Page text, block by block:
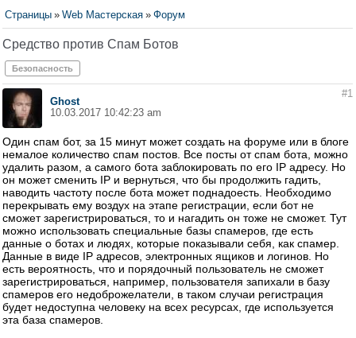
Страницы » Web Мастерская » Форум
Средство против Спам Ботов
Безопасность
Ghost
10.03.2017 10:42:23 am
#1
Один спам бот, за 15 минут может создать на форуме или в блоге
немалое количество спам постов. Все посты от спам бота, можно
удалить разом, а самого бота заблокировать по его IP адресу. Но
он может сменить IP и вернуться, что бы продолжить гадить,
наводить частоту после бота может поднадоесть. Необходимо
перекрывать ему воздух на этапе регистрации, если бот не
сможет зарегистрироваться, то и нагадить он тоже не сможет. Тут
можно использовать специальные базы спамеров, где есть
данные о ботах и людях, которые показывали себя, как спамер.
Данные в виде IP адресов, электронных ящиков и логинов. Но
есть вероятность, что и порядочный пользователь не сможет
зарегистрироваться, например, пользователя запихали в базу
спамеров его недоброжелатели, в таком случаи регистрация
будет недоступна человеку на всех ресурсах, где используется
эта база спамеров.